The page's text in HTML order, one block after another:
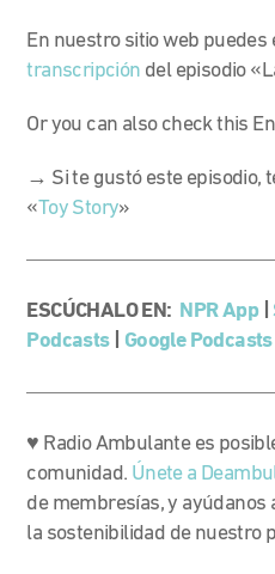
En nuestro sitio web puedes
transcripción del episodio
Or you can also check this
→ Si te gustó este episodio,
«Toy Story»
ESCÚCHALO EN: NPR App|
Podcasts| Google Podcasts
♥ Radio Ambulante es
comunidad. Únete a
de membresías, y ayúdanos
la sostenibilidad de nuestro